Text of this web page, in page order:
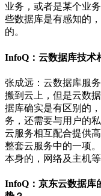
业务，或者是某个业
些数据库是有感知的
的。
InfoQ：云数据库技术
张成远：云数据库服
搬到云上，但是云数
据库确实是有区别的
务，还需要与用户的
云服务相互配合提供
整套云服务中的一项
本身的，网络及主机
InfoQ：京东云数据库